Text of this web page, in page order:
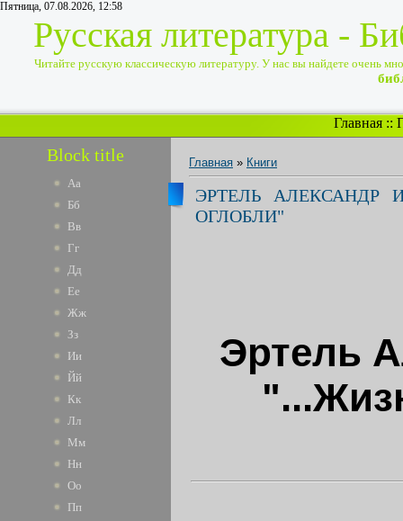
Пятница, 07.08.2026, 12:58
Русская литература -
Читайте русскую классическую литературу. У нас вы найдете очень
Главная ::
Block title
Аа
Бб
Вв
Гг
Дд
Ее
Жж
Зз
Ии
Йй
Кк
Лл
Мм
Нн
Оо
Пп
Главная » Книги
ЭРТЕЛЬ АЛЕКСАНДР
ОГЛОБЛИ"
Эртель